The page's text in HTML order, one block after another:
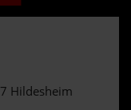
Hildesheim